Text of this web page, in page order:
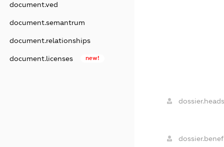
document.ved
document.semantrum
document.relationships
document.licenses new!